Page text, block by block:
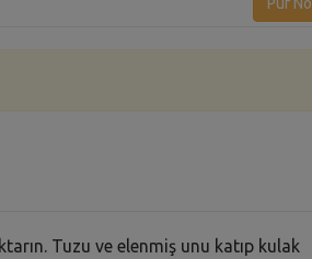
Tuzu ve elenmiş unu katıp kulak